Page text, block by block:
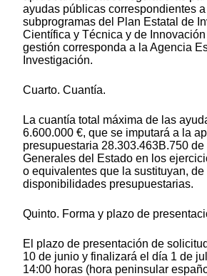
ayudas públicas correspondientes
subprogramas del Plan Estatal de
Científica y Técnica y de
gestión corresponda a la Agencia
Investigación.
Cuarto. Cuantía.
La cuantía total máxima de las
6.600.000 €, que se imputará a la
presupuestaria 28.303.463B.750
Generales del Estado en los
o equivalentes que la sustituyan,
disponibilidades presupuestarias.
Quinto. Forma y plazo de
El plazo de presentación de
10 de junio y finalizará el día 1 de
14:00 horas (hora peninsular